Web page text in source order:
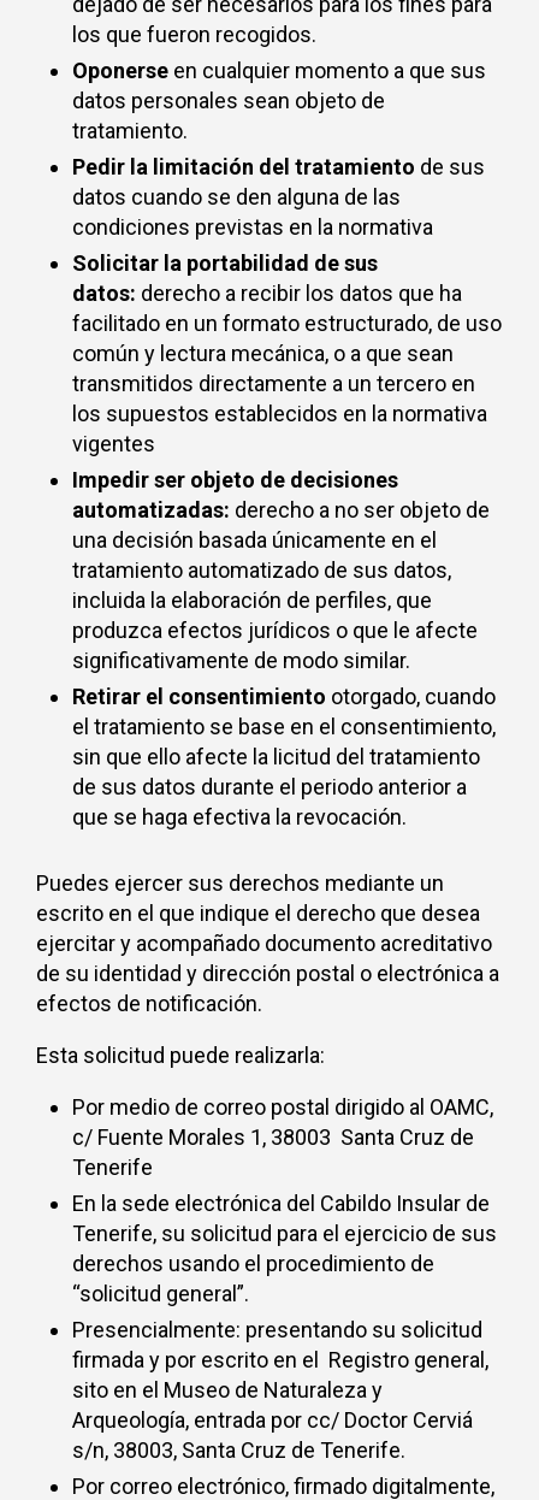
los que fueron recogidos.
Oponerse en cualquier momento a que sus
datos personales sean objeto de
tratamiento.
Pedir la limitación del tratamiento de sus
datos cuando se den alguna de las
condiciones previstas en la normativa
Solicitar la portabilidad de sus
datos: derecho a recibir los datos que ha
facilitado en un formato estructurado, de uso
común y lectura mecánica, o a que sean
transmitidos directamente a un tercero en
los supuestos establecidos en la normativa
vigentes
Impedir ser objeto de decisiones
automatizadas: derecho a no ser objeto de
una decisión basada únicamente en el
tratamiento automatizado de sus datos,
incluida la elaboración de perfiles, que
produzca efectos jurídicos o que le afecte
significativamente de modo similar.
Retirar el consentimiento otorgado, cuando
el tratamiento se base en el consentimiento,
sin que ello afecte la licitud del tratamiento
de sus datos durante el periodo anterior a
que se haga efectiva la revocación.
Puedes ejercer sus derechos mediante un
escrito en el que indique el derecho que desea
ejercitar y acompañado documento acreditativo
de su identidad y dirección postal o electrónica a
efectos de notificación.
Esta solicitud puede realizarla:
Por medio de correo postal dirigido al OAMC,
c/ Fuente Morales 1, 38003 Santa Cruz de
Tenerife
En la sede electrónica del Cabildo Insular de
Tenerife, su solicitud para el ejercicio de sus
derechos usando el procedimiento de
“solicitud general”.
Presencialmente: presentando su solicitud
firmada y por escrito en el Registro general,
sito en el Museo de Naturaleza y
Arqueología, entrada por cc/ Doctor Cerviá
s/n, 38003, Santa Cruz de Tenerife.
Por correo electrónico, firmado digitalmente,